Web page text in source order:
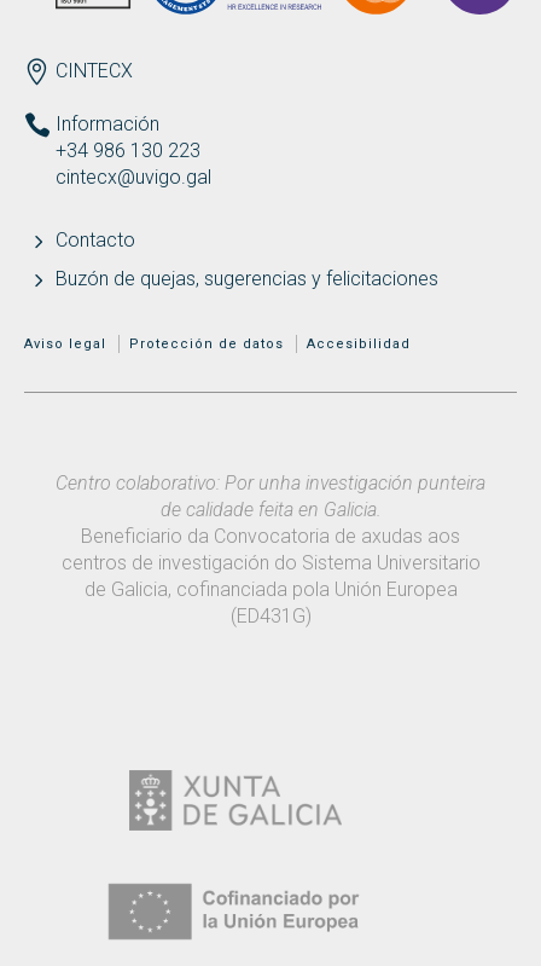
ENDEREZO ES
CINTECX
Información
+34 986 130 223
cintecx@uvigo.gal
Contacto
Buzón de quejas, sugerencias y felicitaciones
MENÚ ADICIONAL
Aviso legal Protección de datos Accesibilidad
Centro colaborativo: Por unha investigación punteira
de calidade feita en Galicia.
Beneficiario da Convocatoria de axudas aos
centros de investigación do Sistema Universitario
de Galicia, cofinanciada pola Unión Europea
(ED431G)